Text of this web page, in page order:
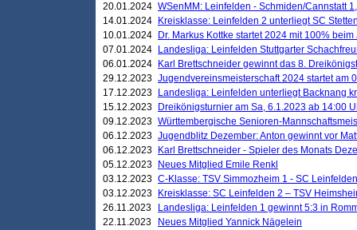
20.01.2024 WSenMM: Leinfelden - Schmiden/Cannstatt
14.01.2024
Kreisklasse: Leinfelden 2 unterliegt SC
10.01.2024
Dr. Markus Kottke startet 2024 mit 100%
07.01.2024
Landesliga: Leinfelden Stuttgarter
06.01.2024
Karl Brettschneider gewinnt das 8.
29.12.2023 Jugendvereinsmeisterschaft 2024 startet am
17.12.2023
Landesliga: Leinfelden unterliegt Backnang
15.12.2023
Dreikönigsturnier am Sa, 6.1.2023 ab 14:00
09.12.2023 Württembergische Senioren-
06.12.2023 Jugendblitz Dezember: Anton gewinnt vor
06.12.2023
Karl Brettschneider - Spieler des Monats
05.12.2023
Neues Mitglied Emile Renkl
03.12.2023 C-Klasse: TSV Simmozheim 1 - SC
03.12.2023
Kreisklasse: SC Leinfelden 2 – TSV
26.11.2023
Landesliga: Leinfelden 1 gewinnt 5:3 in
22.11.2023
Neues Mitglied Yannick Nägelein